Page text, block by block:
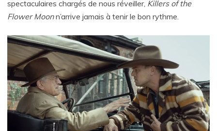
spectaculaires chargés de nous réveiller, Killers of the
Flower Moonn’arrive jamais à tenir le bon rythme.